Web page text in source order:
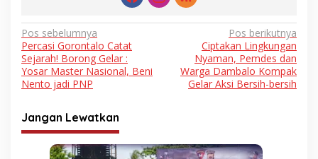
Navigasi
pos
Pos sebelumnya
Percasi Gorontalo Catat
Sejarah! Borong Gelar :
Yosar Master Nasional, Beni
Nento jadi PNP
Pos berikutnya
Ciptakan Lingkungan
Nyaman, Pemdes dan
Warga Dambalo Kompak
Gelar Aksi Bersih-bersih
Jangan Lewatkan